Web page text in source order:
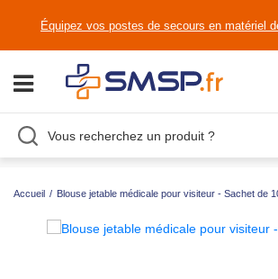
Équipez vos postes de secours en matériel
Accueil / Blouse jetable médicale pour visiteur - Sachet de